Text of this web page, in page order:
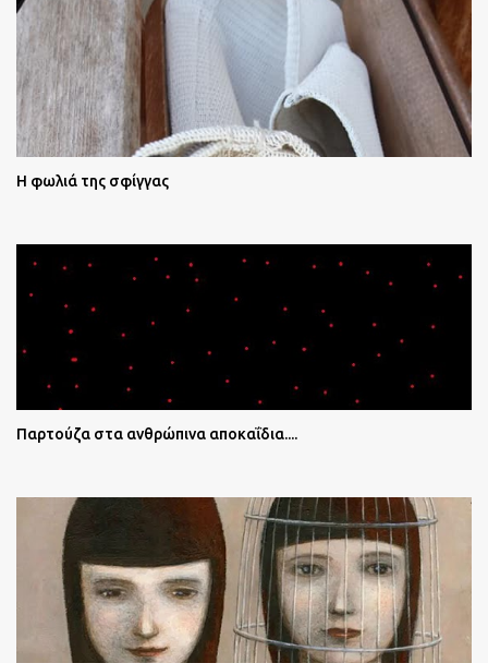
Η φωλιά της σφίγγας
Παρτούζα στα ανθρώπινα αποκαΐδια....